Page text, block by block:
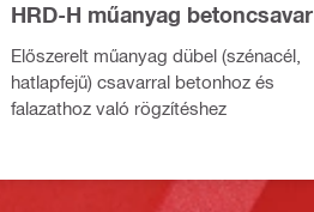
HRD-H műanyag betoncsavar
Előszerelt műanyag dübel (szénacél,
hatlapfejű) csavarral betonhoz és
falazathoz való rögzítéshez